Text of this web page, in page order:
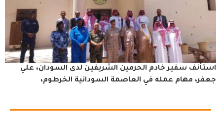
استأنف سفير خادم الحرمين الشريفين لدى السودان، علي
جعفر، مهام عمله في العاصمة السودانية الخرطوم،